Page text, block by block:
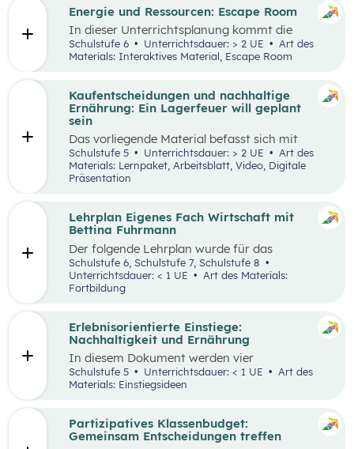
Energie und Ressourcen: Escape Room
In dieser Unterrichtsplanung kommt die
Methode „Escape Room“ zum Einsatz. Ziel ist
es, Inhalte des Kompetenzbereichs
„Nachhaltiger Umgang mit Energie und
durch Kooperation bei der Teamarbeit
zwischenmenschliche Kompetenzen zu stärken
und sogenannte 21
stCentury Skills zu schulen.
Schulstufe 6 Unterrichtsdauer: > 2 UE
Materials: Interaktives Material, Escape Room
Partizipatives Klassenbudget:
Gemeinsam Entscheidungen treffen
Kaufentscheidungen und nachhaltige
Ernährung: Ein Lagerfeuer will geplant
sein
Das vorliegende Material befasst sich mit
Kaufentscheidungen, der Herkunft von
Lebensmitteln, dem Bewusstsein für eine
nachhaltige Ernährung sowie mit dem Umgang
sein“aufgebaut. Mit zusätzlich bereitgestellten
Materialien können die im Video
werden.
Schulstufe 5 Unterrichtsdauer: > 2 UE
Art des
Materials: Lernpaket, Arbeitsblatt, Video, Digitale
Präsentation
Erlebnisorientierte Einstiege:
Nachhaltigkeit und Ernährung
In diesem Dokument werden vier
Einstiegsideen für denKompetenzbereich
„Leben und Wirtschaften im Hinblick auf
Erlebnis für die Schüler:innen verbunden sind
und wo auch außerschulische Lernorte
Schulstufe 5 Unterrichtsdauer: < 1 UE
Materials: Einstiegsideen
Energie sind seit dem Ukrainekrieg ein
omnipräsentes Thema.
Lehrplan Eigenes Fach Wirtschaft mit
Bettina Fuhrmann
Der folgende Lehrplan wurde für das
Unterrichtsgegenstand “Wirtschaft” für den
Schulpiloten der Stiftung für
Wirtschaftsbildung konzipiert. Wirtschaft
verstehen und gestalten zu lernen steht dabei
Schulstufe 6, Schulstufe 7, Schulstufe 8
Unterrichtsdauer: < 1 UE
Fortbildung